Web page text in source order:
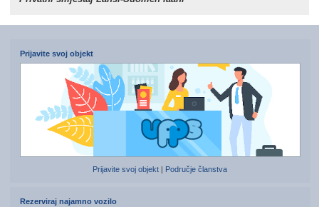
Prijavite svoj objekt
Prijavite svoj objekt Područje članstva
Rezerviraj najamno vozilo